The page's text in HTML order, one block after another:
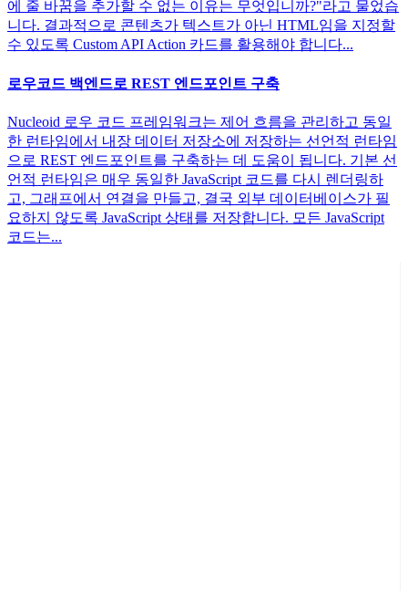
에 줄 바꿈을 추가할 수 없는 이유는 무엇입니까?"라고 물었습
니다. 결과적으로 콘텐츠가 텍스트가 아닌 HTML임을 지정할
수 있도록 Custom API Action 카드를 활용해야 합니다...
로우코드 백엔드로 REST 엔드포인트 구축
Nucleoid 로우 코드 프레임워크는 제어 흐름을 관리하고 동일
한 런타임에서 내장 데이터 저장소에 저장하는 선언적 런타임
으로 REST 엔드포인트를 구축하는 데 도움이 됩니다. 기본 선
언적 런타임은 매우 동일한 JavaScript 코드를 다시 렌더링하
고, 그래프에서 연결을 만들고, 결국 외부 데이터베이스가 필
요하지 않도록 JavaScript 상태를 저장합니다. 모든 JavaScript
코드는...